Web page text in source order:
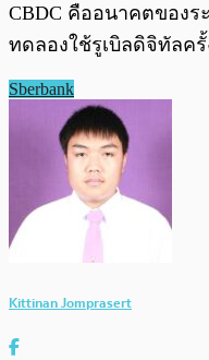
CBDC คืออนาคตของร
ทดลองใช้รูเบิลดิจิทัลค
Sberbank
Kittinan Jomprasert